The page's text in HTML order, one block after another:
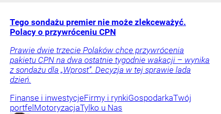
Tego sondażu premier nie może zlekceważyć.
Polacy o przywróceniu CPN
Prawie dwie trzecie Polaków chce przywrócenia
pakietu CPN na dwa ostatnie tygodnie wakacji – wynika
z sondażu dla „Wprost”. Decyzja w tej sprawie lada
dzień.
Finanse i inwestycjeFirmy i rynkiGospodarkaTwój
portfel MotoryzacjaTylko u Nas